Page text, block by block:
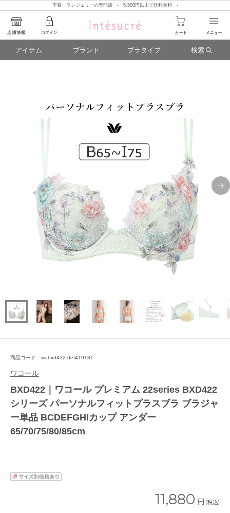
下着・ランジェリーの専門店 - 5,500円以上で送料無料 -
アイテム ブランド ブラタイプ 検索
商品コード：wabxd422-def419131
ワコール
BXD422｜ワコール プレミアム 22series BXD422
シリーズ パーソナルフィットプラスブラ ブラジャ
ー単品 BCDEFGHIカップ アンダー
65/70/75/80/85cm
11,880 円 (税込)